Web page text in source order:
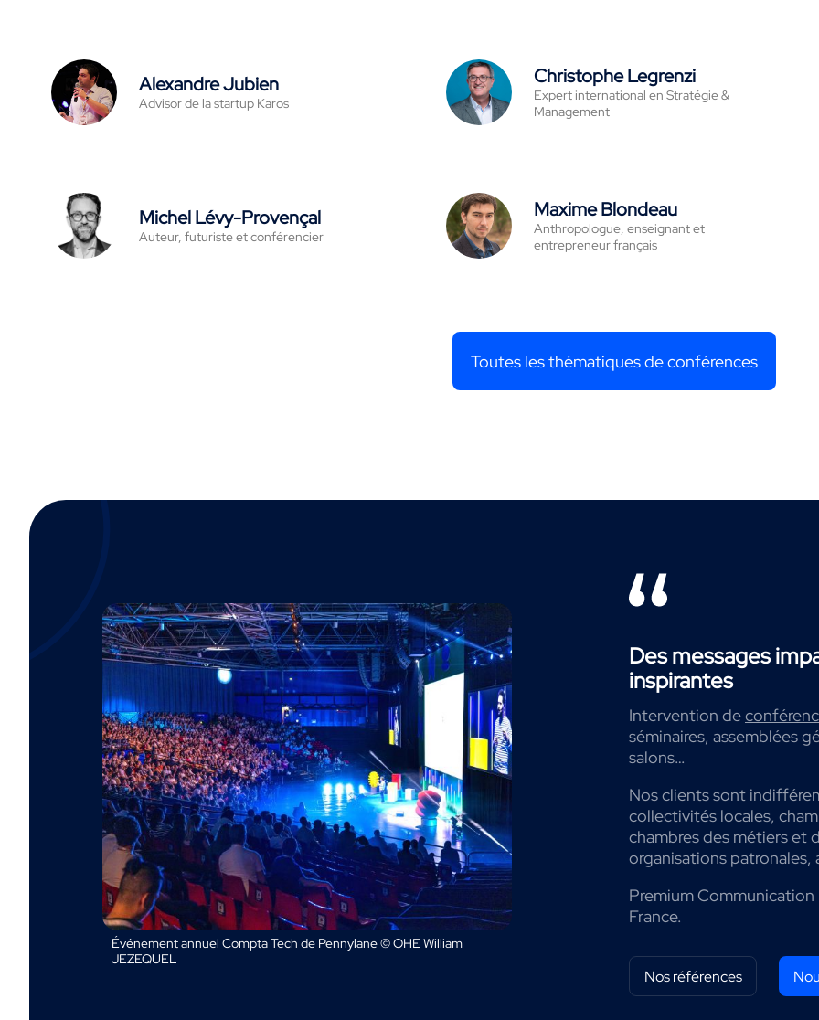
Alexandre Jubien
Advisor de la startup Karos
Christophe Legrenzi
Expert international en Stratégie &
Management
Michel Lévy-Provençal
Auteur, futuriste et conférencier
Maxime Blondeau
Anthropologue, enseignant et
entrepreneur français
Toutes les thématiques de conférences
Événement annuel Compta Tech de Pennylane © OHE William
JEZEQUEL
Des messages
inspirantes
Intervention de
séminaires, assemblées
salons…
Nos clients sont
collectivités locales,
chambres des métiers et
organisations patronales,
Premium Communication
France.
Nos références